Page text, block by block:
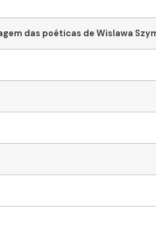
das poéticas de Wislawa